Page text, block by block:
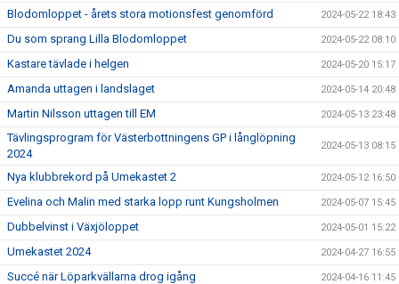
Blodomloppet - årets stora motionsfest genomförd 2024-05-22 18:43
Du som sprang Lilla Blodomloppet 2024-05-22 08:10
Kastare tävlade i helgen 2024-05-20 15:17
Amanda uttagen i landslaget 2024-05-14 20:48
Martin Nilsson uttagen till EM 2024-05-13 23:48
Tävlingsprogram för Västerbottningens GP i långlöpning
2024
2024-05-13 08:15
Nya klubbrekord på Umekastet 2 2024-05-12 16:50
Evelina och Malin med starka lopp runt Kungsholmen 2024-05-07 15:45
Dubbelvinst i Växjöloppet 2024-05-01 15:22
Umekastet 2024 2024-04-27 16:55
Succé när Löparkvällarna drog igång 2024-04-16 11:45